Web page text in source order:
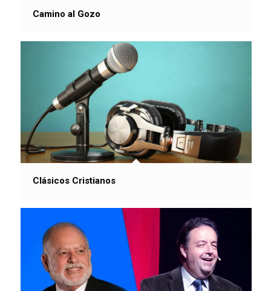
Camino al Gozo
Clásicos Cristianos